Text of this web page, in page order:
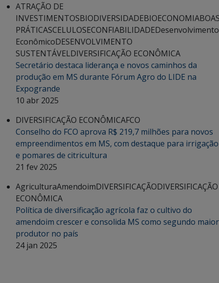
ATRAÇÃO DE
INVESTIMENTOSBIODIVERSIDADEBIOECONOMIA
PRÁTICASCELULOSECONFIABILIDADEDesenvolvimento
EconômicoDESENVOLVIMENTO
SUSTENTÁVELDIVERSIFICAÇÃO ECONÔMICA
Secretário destaca liderança e novos caminhos da
produção em MS durante Fórum Agro do LIDE na
Expogrande
10 abr 2025
DIVERSIFICAÇÃO ECONÔMICAFCO
Conselho do FCO aprova R$ 219,7 milhões para novos
empreendimentos em MS, com destaque para irrigação
e pomares de citricultura
21 fev 2025
AgriculturaAmendoimDIVERSIFICAÇÃODIVERSIFICAÇÃO
ECONÔMICA
Política de diversificação agrícola faz o cultivo do
amendoim crescer e consolida MS como segundo maior
produtor no país
24 jan 2025